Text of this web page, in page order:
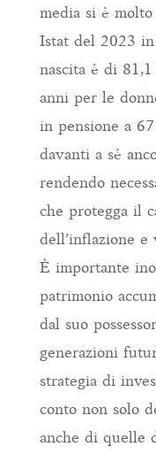
media si è
Istat del 2023
nascita è di
anni per le
in pensione a
davanti a sé
rendendo
che protegga il
dell’inflazione e
È importante
patrimonio
dal suo
generazioni
strategia di
conto non solo
anche di quelle